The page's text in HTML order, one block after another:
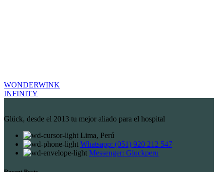
WONDERWINK
INFINITY
Glück, desde el 2013 tu mejor aliado para el hospital
Lima, Perú
Whatsapp: (051) 920 212 547
Messenger: Gluckperu